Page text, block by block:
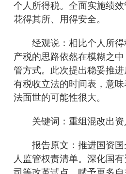
个人所得税。全面实施绩
花得其所、用得安全。
经观说：相比个人所得
产税的思路依然在模糊之
管方式。此次提出稳妥推
有税收立法的时间表，意
法面世的可能性很大。
关键词：重组混改出资
报告原文：推进国资国
人监管权责清单。深化国